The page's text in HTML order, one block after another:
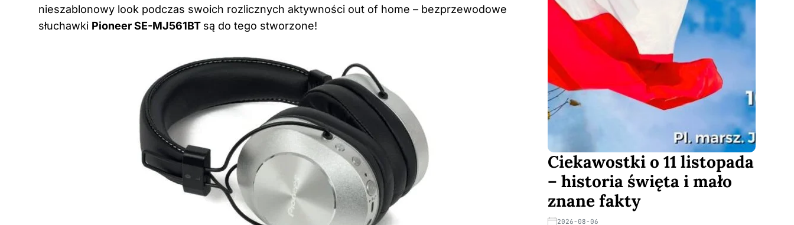
nieszablonowy look podczas swoich rozlicznych aktywności out of home – bezprzewodowe
słuchawki Pioneer SE-MJ561BT są do tego stworzone!
Ciekawostki o 11 listopada
– historia święta i mało
znane fakty
2026-08-06